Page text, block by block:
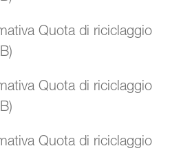
Quota di riciclaggio
)
Quota di riciclaggio
)
Quota di riciclaggio